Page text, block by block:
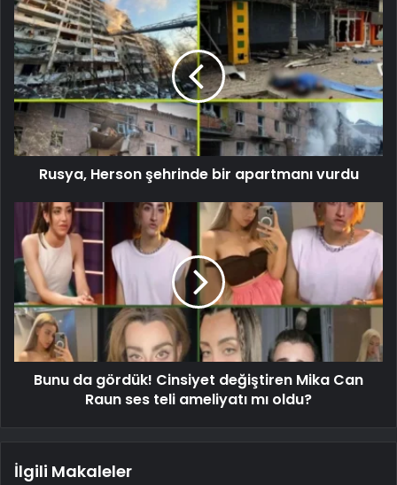
Rusya, Herson şehrinde bir apartmanı vurdu
Bunu da gördük! Cinsiyet değiştiren Mika Can
Raun ses teli ameliyatı mı oldu?
İlgili Makaleler